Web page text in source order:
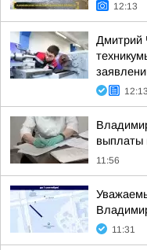
12:13
Дмитрий
12:13
выплаты
11:56
11:31